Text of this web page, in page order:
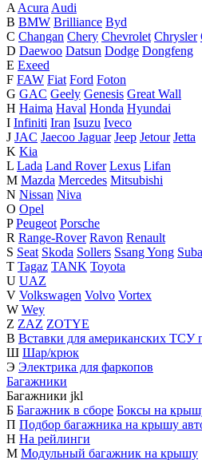
AAcuraAudi
B BMW Brilliance Byd
C Changan Chery Chevrolet Chrysler
D Daewoo Datsun Dodge Dongfeng
E Exeed
F FAW Fiat Ford Foton
G GAC Geely Genesis Great Wall
H Haima Haval Honda Hyundai
I Infiniti Iran Isuzu Iveco
J JAC Jaecoo Jaguar Jeep Jetour Jetta
K Kia
L Lada Land Rover Lexus Lifan
M Mazda Mercedes Mitsubishi
N Nissan Niva
O Opel
P Peugeot Porsche
R Range-Rover Ravon Renault
S Seat Skoda Sollers Ssang Yong
T Tagaz TANK Toyota
U UAZ
V Volkswagen Volvo Vortex
W Wey
Z ZAZ ZOTYE
В Вставки для американских ТСУ
Ш Шар/крюк
Э Электрика для фаркопов
Багажники
Багажники jkl
Б Багажник в сборе Боксы на
П Подбор багажника на крышу
Н На рейлинги
М Модульный багажник на крышу